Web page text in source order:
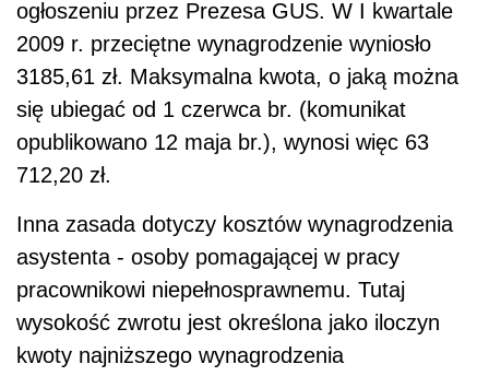
ogłoszeniu przez Prezesa GUS. W I kwartale
2009 r. przeciętne wynagrodzenie wyniosło
3185,61 zł. Maksymalna kwota, o jaką można
się ubiegać od 1 czerwca br. (komunikat
opublikowano 12 maja br.), wynosi więc 63
712,20 zł.
Inna zasada dotyczy kosztów wynagrodzenia
asystenta - osoby pomagającej w pracy
pracownikowi niepełnosprawnemu. Tutaj
wysokość zwrotu jest określona jako iloczyn
kwoty najniższego wynagrodzenia